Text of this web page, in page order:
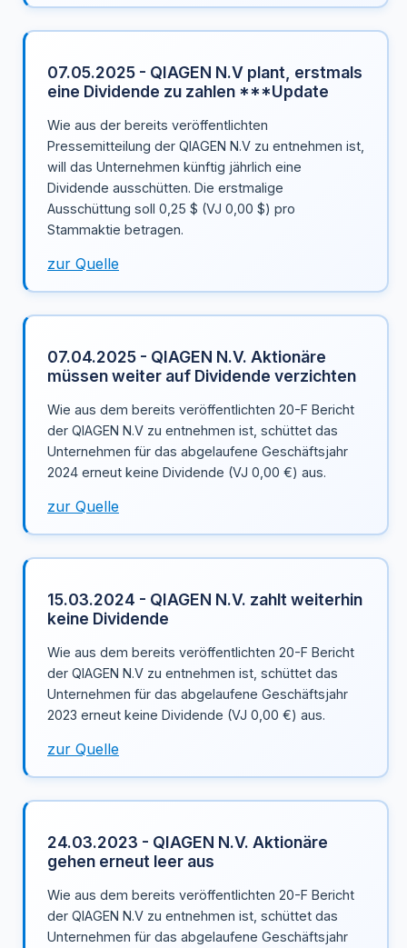
07.05.2025 - QIAGEN N.V plant, erstmals
eine Dividende zu zahlen ***Update
Wie aus der bereits veröffentlichten
Pressemitteilung der QIAGEN N.V zu entnehmen ist,
will das Unternehmen künftig jährlich eine
Dividende ausschütten. Die erstmalige
Ausschüttung soll 0,25 $ (VJ 0,00 $) pro
Stammaktie betragen.
zur Quelle
07.04.2025 - QIAGEN N.V. Aktionäre
müssen weiter auf Dividende verzichten
Wie aus dem bereits veröffentlichten 20-F Bericht
der QIAGEN N.V zu entnehmen ist, schüttet das
Unternehmen für das abgelaufene Geschäftsjahr
2024 erneut keine Dividende (VJ 0,00 €) aus.
zur Quelle
15.03.2024 - QIAGEN N.V. zahlt weiterhin
keine Dividende
Wie aus dem bereits veröffentlichten 20-F Bericht
der QIAGEN N.V zu entnehmen ist, schüttet das
Unternehmen für das abgelaufene Geschäftsjahr
2023 erneut keine Dividende (VJ 0,00 €) aus.
zur Quelle
24.03.2023 - QIAGEN N.V. Aktionäre
gehen erneut leer aus
Wie aus dem bereits veröffentlichten 20-F Bericht
der QIAGEN N.V zu entnehmen ist, schüttet das
Unternehmen für das abgelaufene Geschäftsjahr